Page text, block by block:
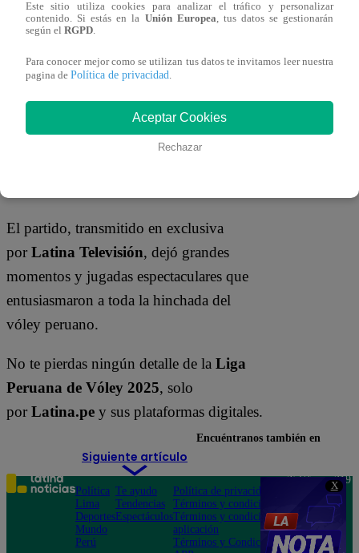
X
mubillus@latina.pe
10 de enero 2026
complicaciones y venció 3 sets a 0 a
Deportivo Géminis por la fecha 1 de la
El partido, transmitido en exclusiva
por Latina Televisión, dejó grandes
momentos y jugadas espectaculares que
entusiasmaron a toda la hinchada del
vóley peruano.
No te pierdas ningún detalle de la Liga
Peruana de Vóley 2025, solo
por Latina.pe y sus plataformas digitales.
Siguiente artículo
Este sitio utiliza cookies para analizar el tráfico y personalizar
contenido. Si estás en la Unión Europea, tus datos se gestionarán
según el RGPD.
Para conocer mejor como se utilizan tus datos te invitamos leer nuestra
pagina de Política de privacidad.
Aceptar Cookies
Rechazar
Encuéntranos también en
Política
Lima
Deportes
Mundo
Perú
Te ayudo
Tendencias
Espectáculos
Política de privacidad
Términos y condiciones
Términos y condiciones
aplicación
Términos y Condiciones
Teléfono: 219
Av. San
Felipe 968
Jesús María